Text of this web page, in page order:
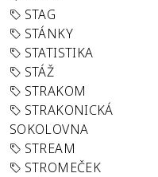
STAG
STÁNKY
STATISTIKA
STÁŽ
STRAKOM
STRAKONICKÁ
SOKOLOVNA
STREAM
STROMEČEK